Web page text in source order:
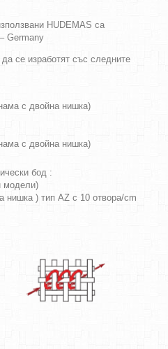
HUDEMAS са
Germany
се изработят със следните
с двойна нишка)
с двойна нишка)
бод :
модели)
нишка ) тип AZ с 10 отвора/cm